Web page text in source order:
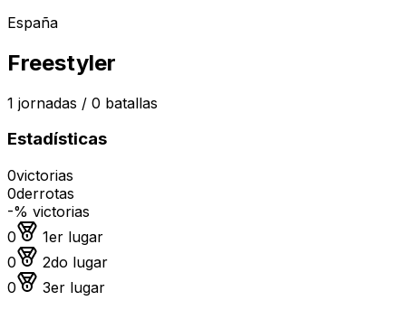
España
Freestyler
1 jornadas / 0 batallas
Estadísticas
0victorias
0derrotas
-% victorias
0
Medalla de oro
1er lugar
0
Medalla de plata
2do lugar
0
Medalla de bronce
3er lugar